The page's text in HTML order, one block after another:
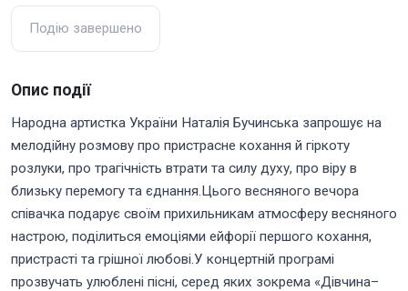
Подію завершено
Опис події
Народна артистка України Наталія Бучинська запрошує на
мелодійну розмову про пристрасне кохання й гіркоту
розлуки, про трагічність втрати та силу духу, про віру в
близьку перемогу та єднання.Цього весняного вечора
співачка подарує своїм прихильникам атмосферу весняного
настрою, поділиться емоціями ейфорії першого кохання,
пристрасті та грішної любові.У концертній програмі
прозвучать улюблені пісні, серед яких зокрема «Дівчина–